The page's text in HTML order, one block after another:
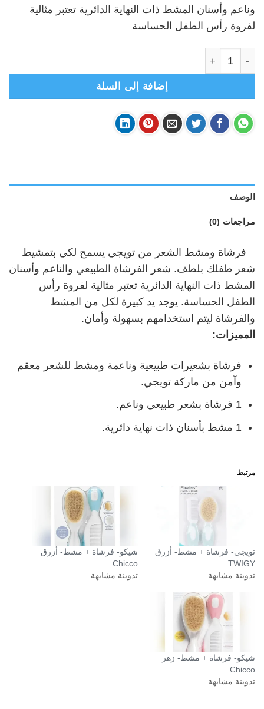
وناعم وأسنان المشط ذات النهاية الدائرية تعتبر مثالية
لفروة رأس الطفل الحساسة
إضافة إلى السلة
الوصف
مراجعات (0)
فرشاة ومشط الشعر من تويجي يسمح لكي بتمشيط
شعر طفلك بلطف. شعر الفرشاة الطبيعي والناعم وأسنان
المشط ذات النهاية الدائرية تعتبر مثالية لفروة رأس
الطفل الحساسة. يوجد يد كبيرة لكل من المشط
والفرشاة ليتم استخدامهم بسهولة وأمان.
المميزات:
فرشاة بشعيرات طبيعية وناعمة ومشط للشعر معقم
وآمن من ماركة تويجي.
1 فرشاة بشعر طبيعي وناعم.
1 مشط بأسنان ذات نهاية دائرية.
مرتبط
تويجي- فرشاة + مشط- أزرق
TWIGY
تدوينة مشابهة
شيكو- فرشاة + مشط- أزرق
Chicco
تدوينة مشابهة
شيكو- فرشاة + مشط- زهر
Chicco
تدوينة مشابهة